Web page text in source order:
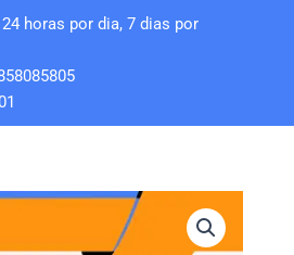
horas por dia, 7 dias por